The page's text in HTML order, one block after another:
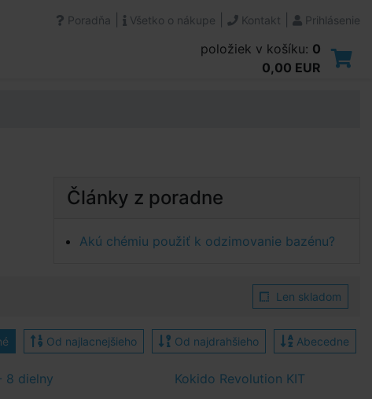
Poradňa Všetko o nákupe Kontakt Prihlásenie
položiek v košíku: 0
0,00 EUR
Články z poradne
Akú chémiu použiť k odzimovanie bazénu?
Len skladom
Od najlacnejšieho Od najdrahšieho Abecedne
8 dielny Kokido Revolution KIT